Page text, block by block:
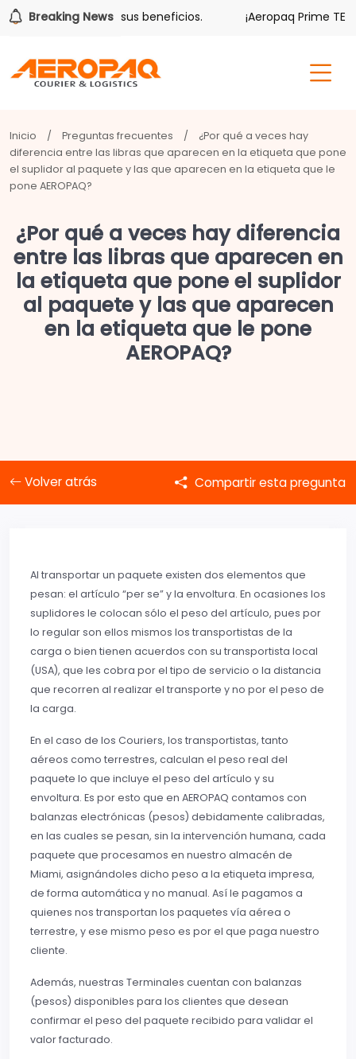
Breaking News
también tiene sus beneficios. ¡Aeropaq Prime TE
Inicio / Preguntas frecuentes /
¿Por qué a veces hay
diferencia entre las libras que aparecen en la etiqueta que pone
el suplidor al paquete y las que aparecen en la etiqueta que le
pone AEROPAQ?
¿Por qué a veces hay diferencia
entre las libras que aparecen en
la etiqueta que pone el suplidor
al paquete y las que aparecen
en la etiqueta que le pone
AEROPAQ?
Volver atrás Compartir esta pregunta
Al transportar un paquete existen dos elementos que
pesan: el artículo “per se” y la envoltura. En ocasiones los
suplidores le colocan sólo el peso del artículo, pues por
lo regular son ellos mismos los transportistas de la
carga o bien tienen acuerdos con su transportista local
(USA), que les cobra por el tipo de servicio o la distancia
que recorren al realizar el transporte y no por el peso de
la carga.
En el caso de los Couriers, los transportistas, tanto
aéreos como terrestres, calculan el peso real del
paquete lo que incluye el peso del artículo y su
envoltura. Es por esto que en AEROPAQ contamos con
balanzas electrónicas (pesos) debidamente calibradas,
en las cuales se pesan, sin la intervención humana, cada
paquete que procesamos en nuestro almacén de
Miami, asignándoles dicho peso a la etiqueta impresa,
de forma automática y no manual. Así le pagamos a
quienes nos transportan los paquetes vía aérea o
terrestre, y ese mismo peso es por el que paga nuestro
cliente.
Además, nuestras Terminales cuentan con balanzas
(pesos) disponibles para los clientes que desean
confirmar el peso del paquete recibido para validar el
valor facturado.